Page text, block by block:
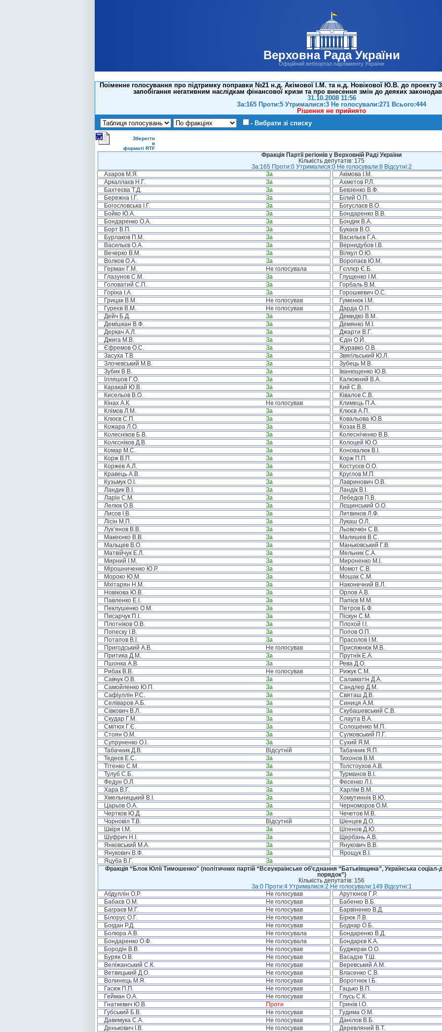
Верховна Рада України
Офіційний вебпортал парламенту України
Поіменне голосування про підтримку поправки №21 н.д. Акімової І.М. та н.д. Новікової Ю.В. до проекту
запобігання негативним наслідкам фінансової кризи та про внесення змін до деяких
31.10.2008 11:56
За:165 Проти:5 Утрималися:3 Не голосували:271 Всього:444
Рішення не прийнято
- Вибрати зі списку
Зберегти
в
форматі RTF
Фракція Партії регіонів у Верховній Раді України
Кількість депутатів: 175
За:165 Проти:0 Утрималися:0 Не голосували:8 Відсутні:2
Азаров М.Я.
За Акімова І.М.
Аркаллаєв Н.Г.
За Ахметов Р.Л.
Бахтеєва Т.Д.
За Бевзенко В.Ф.
Бережна І.Г.
За Білий О.П.
Богословська І.Г.
За Богуслаєв В.О.
Бойко Ю.А.
За Бондаренко В.В.
Бондаренко О.А.
За Бондик В.А.
Борт В.П.
За Букаєв В.О.
Бурлаков П.М.
За Васильєв Г.А.
Васильєв О.А.
За Вернидубов І.В.
Вечерко В.М.
За Вілкул О.Ю.
Волков О.А.
За Воропаєв Ю.М.
Герман Г.М.
Не голосувала Гєллєр Є.Б.
Глазунов С.М.
За Глущенко І.М.
Головатий С.П.
За Горбаль В.М.
Горіна І.А.
За Горошкевич О.С.
Грицак В.М.
Не голосував Гуменюк І.М.
Гуреєв В.М.
Не голосував Дарда О.П.
Дейч Б.Д.
За Демидко В.М.
Демішкан В.Ф.
За Демянко М.І.
Деркач А.Л.
За Джарти В.Г.
Джига М.В.
За Єдін О.Й.
Єфремов О.С.
За Журавко О.В.
Засуха Т.В.
За Звягільський Ю.Л.
Злочевський М.В.
За Зубець М.В.
Зубик В.В.
За Іванющенко Ю.В.
Ілляшов Г.О.
За Калюжний В.А.
Каракай Ю.В.
За Кий С.В.
Кисельов В.О.
За Ківалов С.В.
Кінах А.К.
Не голосував Климець П.А.
Клімов Л.М.
За Клюєв А.П.
Клюєв С.П.
За Ковальова Ю.В.
Кожара Л.О.
За Козак В.В.
Колесніков Б.В.
За Колесніченко В.В.
Колєсніков Д.В.
За Колоцей Ю.О.
Комар М.С.
За Коновалюк В.І.
Корж В.П.
За Корж П.П.
Коржев А.Л.
За Костусєв О.О.
Кравець А.В.
За Круглов М.П.
Кузьмук О.І.
За Лавринович О.В.
Ландик В.І.
За Ландік В.І.
Ларін С.М.
За Лебедєв П.В.
Лелюк О.В.
За Лєщинський О.О.
Лисов І.В.
За Литвинов Л.Ф.
Лісін М.П.
За Лукаш О.Л.
Лук’янов В.В.
За Льовочкін С.В.
Макеєнко В.В.
За Малишев В.С.
Мальцев В.О.
За Маньковський Г.В.
Матвійчук Е.Л.
За Мельник С.А.
Мирний І.М.
За Мироненко М.І.
Мірошниченко Ю.Р.
За Момот С.В.
Мороко Ю.М.
За Мошак С.М.
Мхітарян Н.М.
За Наконечний В.Л.
Новікова Ю.В.
За Орлов А.В.
Павленко Е.І.
За Папієв М.М.
Пеклушенко О.М.
За Петров Б.Ф.
Писарчук П.І.
За Піскун С.М.
Плотніков О.В.
За Плохой І.І.
Попеску І.В.
За Попов О.П.
Потапов В.І.
За Прасолов І.М.
Пригодський А.В.
Не голосував Присяжнюк М.В.
Притика Д.М.
За Прутнік Е.А.
Пшонка А.В.
За Рева Д.О.
Рибак В.В.
Не голосував Рижук С.М.
Савчук О.В.
За Саламатін Д.А.
Самойленко Ю.П.
За Сандлер Д.М.
Сафіуллін Р.С.
За Святаш Д.В.
Селіваров А.Б.
За Синиця А.М.
Сівкович В.Л.
За Скубашевський С.В.
Скудар Г.М.
За Слаута В.А.
Смітюх Г.Є.
За Солошенко М.П.
Стоян О.М.
За Сулковський П.Г.
Супруненко О.І.
За Сухий Я.М.
Табачник Д.В.
Відсутній Табачник Я.П.
Тедеєв Е.С.
За Тихонов В.М.
Тітенко С.М.
За Толстоухов А.В.
Тулуб С.Б.
За Турманов В.І.
Федун О.Л.
За Фесенко Л.І.
Хара В.Г.
За Харлім В.М.
Хмельницький В.І.
За Хомутиннік В.Ю.
Царьов О.А.
За Черноморов О.М.
Чертков Ю.Д.
За Чечетов М.В.
Чорновіл Т.В.
Відсутній Шенцев Д.О.
Шкіря І.М.
За Шпенов Д.Ю.
Шуфрич Н.І.
За Щербань А.В.
Янковський М.А.
За Янукович В.В.
Янукович В.Ф.
За Ярощук В.І.
Яцуба В.Г.
За
Фракція “Блок Юлії Тимошенко" (політичних партій “Всеукраїнське об’єднання “Батьківщина”, Українська
порядок”)
Кількість депутатів: 156
За:0 Проти:4 Утрималися:2 Не голосували:149 Відсутні:1
Абдуллін О.Р.
Не голосував Арутюнов Г.Р.
Бабаєв О.М.
Не голосував Бабенко В.Б.
Баграєв М.Г.
Не голосував Барвіненко В.Д.
Білорус О.Г.
Не голосував Бірюк Л.В.
Богдан Р.Д.
Не голосував Боднар О.Б.
Болюра А.В.
Не голосувала Бондаренко В.Д.
Бондаренко О.Ф.
Не голосувала Бондарєв К.А.
Бородін В.В.
Не голосував Буджерак О.О.
Буряк О.В.
Не голосував Васадзе Т.Ш.
Веліжанський С.К.
Не голосував Веревський А.М.
Ветвицький Д.О.
Не голосував Власенко С.В.
Волинець М.Я.
Не голосував Воротнюк І.Б.
Гасюк П.П.
Не голосував Гацько В.П.
Гейман О.А.
Не голосував Глусь С.К.
Гнаткевич Ю.В.
Проти Гринів І.О.
Губський Б.В.
Не голосував Гудима О.М.
Давимука С.А.
Не голосував Данілов В.Б.
Денькович І.В.
Не голосував Деревляний В.Т.